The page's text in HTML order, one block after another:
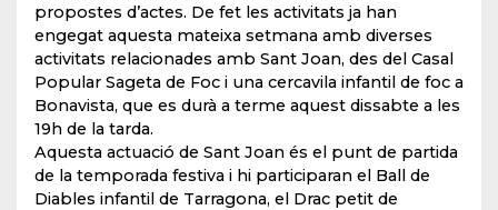
propostes d’actes. De fet les activitats ja han
engegat aquesta mateixa setmana amb diverses
activitats relacionades amb Sant Joan, des del Casal
Popular Sageta de Foc i una cercavila infantil de foc a
Bonavista, que es durà a terme aquest dissabte a les
19h de la tarda.
Aquesta actuació de Sant Joan és el punt de partida
de la temporada festiva i hi participaran el Ball de
Diables infantil de Tarragona, el Drac petit de